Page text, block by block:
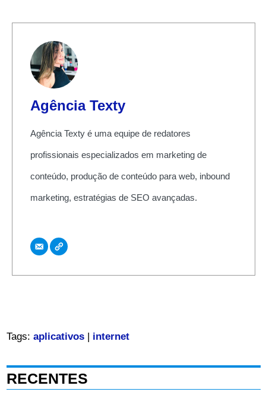
Agência Texty
Agência Texty é uma equipe de redatores
profissionais especializados em marketing de
conteúdo, produção de conteúdo para web, inbound
marketing, estratégias de SEO avançadas.
Tags: aplicativos| internet
RECENTES